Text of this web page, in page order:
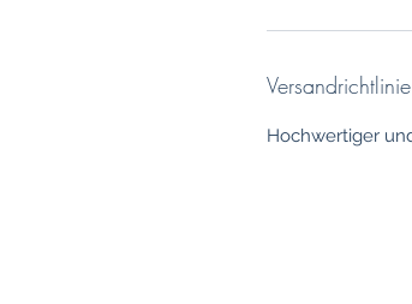
Versandrichtlinie
Hochwertiger